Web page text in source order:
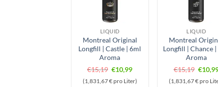
LIQUID
Montreal Original
Longfill | Castle | 6ml
Aroma
€15,19 Ursprünglicher
Preis
€10,99Aktueller
Preis
(1,831,67 € pro Liter)
LIQUID
Montreal
Longfill | Chance
Aroma
€15,19
Preis
€
(1,831,67 € pro